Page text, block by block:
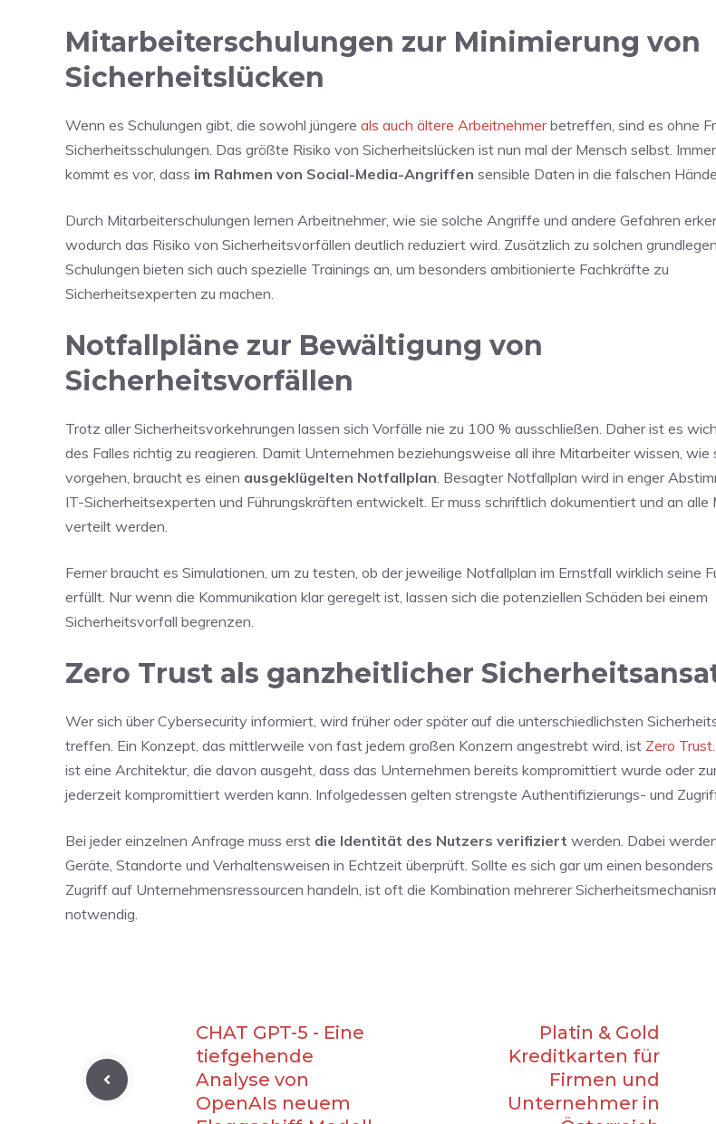
Mitarbeiterschulungen zur Minimierung von
Sicherheitslücken
Wenn es Schulungen gibt, die sowohl jüngere als auch ältere Arbeitnehmerbetreffen, sind es ohne
Sicherheitsschulungen. Das größte Risiko von Sicherheitslücken ist nun mal der Mensch selbst.
kommt es vor, dass im Rahmen von Social-Media-Angriffen sensible Daten in die falschen
Durch Mitarbeiterschulungen lernen Arbeitnehmer, wie sie solche Angriffe und andere Gefahren
wodurch das Risiko von Sicherheitsvorfällen deutlich reduziert wird. Zusätzlich zu solchen
Schulungen bieten sich auch spezielle Trainings an, um besonders ambitionierte Fachkräfte zu
Sicherheitsexperten zu machen.
Notfallpläne zur Bewältigung von
Sicherheitsvorfällen
Trotz aller Sicherheitsvorkehrungen lassen sich Vorfälle nie zu 100 % ausschließen. Daher ist es
des Falles richtig zu reagieren. Damit Unternehmen beziehungsweise all ihre Mitarbeiter wissen, wie
vorgehen, braucht es einen ausgeklügelten Notfallplan. Besagter Notfallplan wird in enger
IT-Sicherheitsexperten und Führungskräften entwickelt. Er muss schriftlich dokumentiert und an alle
verteilt werden.
Ferner braucht es Simulationen, um zu testen, ob der jeweilige Notfallplan im Ernstfall wirklich seine
erfüllt. Nur wenn die Kommunikation klar geregelt ist, lassen sich die potenziellen Schäden bei einem
Sicherheitsvorfall begrenzen.
Zero Trust als ganzheitlicher
Wer sich über Cybersecurity informiert, wird früher oder später auf die unterschiedlichsten
treffen. Ein Konzept, das mittlerweile von fast jedem großen Konzern angestrebt wird, ist Zero Trust
ist eine Architektur, die davon ausgeht, dass das Unternehmen bereits kompromittiert wurde oder
jederzeit kompromittiert werden kann. Infolgedessen gelten strengste Authentifizierungs- und
Bei jeder einzelnen Anfrage muss erst die Identität des Nutzers verifiziert werden. Dabei
Geräte, Standorte und Verhaltensweisen in Echtzeit überprüft. Sollte es sich gar um einen
Zugriff auf Unternehmensressourcen handeln, ist oft die Kombination mehrerer
notwendig.
CHAT GPT-5 - Eine
tiefgehende
Analyse von
OpenAIs neuem
Platin & Gold
Kreditkarten für
Firmen und
Unternehmer in